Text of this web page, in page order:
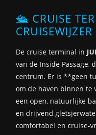
🛳️ CRUISE
CRUISEWIJZER
De cruise terminal in
van de Inside Passage,
centrum. Er is **geen
om de haven binnen te
een open, natuurlijke
en drijvend
comfortabel en cruise-